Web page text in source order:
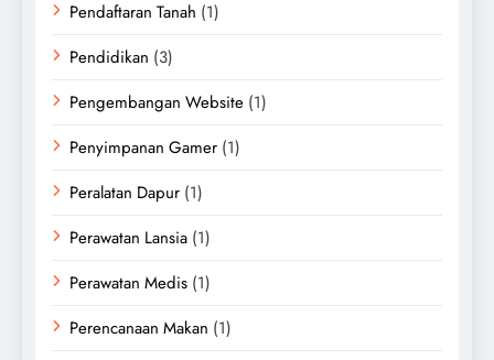
Pendaftaran Tanah (1)
Pendidikan (3)
Pengembangan Website (1)
Penyimpanan Gamer (1)
Peralatan Dapur (1)
Perawatan Lansia (1)
Perawatan Medis (1)
Perencanaan Makan (1)